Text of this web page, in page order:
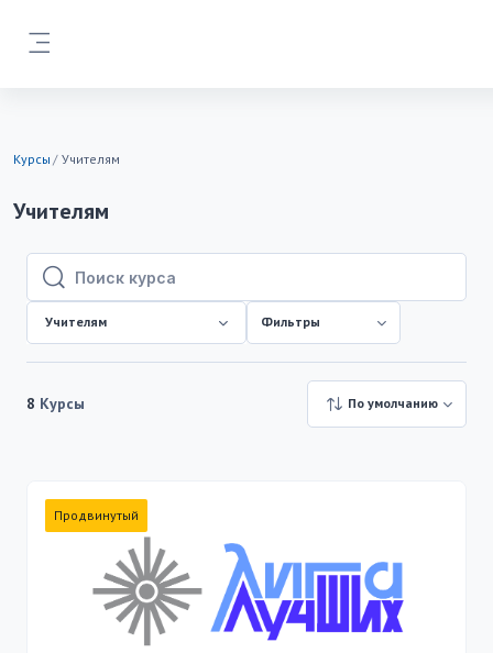
Курсы Учителям
Учителям
Поиск курса
Поиск курса
Учителям Фильтры
8 Курсы По умолчанию
Продвинутый